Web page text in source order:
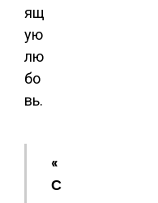
ящ
ую
лю
бо
вь.
«
С